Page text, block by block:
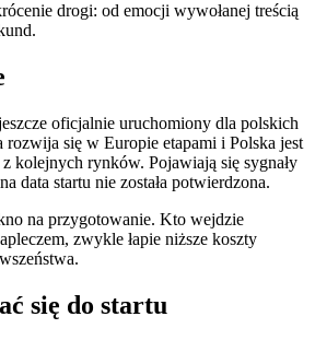
drogi: od emocji wywołanej treścią
oficjalnie uruchomiony dla polskich
rozwija się w Europie etapami i Polska jest
kolejnych rynków. Pojawiają się sygnały
data startu nie została potwierdzona.
na przygotowanie. Kto wejdzie
zwykle łapie niższe koszty
się do startu